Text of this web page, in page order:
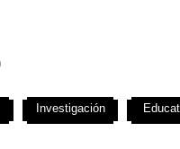
Investigación